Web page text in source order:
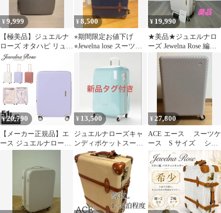
¥9,999
​【極美品】ジュエルナ
ローズ オタハピ リュッ
ク 16153 グレージュ
¥8,500
⭐︎期間限定お値下げ
⭐︎Jewelna lose スーツケ
¥ 19,990
★美品★ジュエルナロ
ーズ Jewelna Rose 編み
カゴ模様 キャリーケー
¥20,790
【メーカー正規品】エ
ース ジュエルナローズ
軽量 女性 かわいい ace.
Jewelna Rose 05202
¥ 13,500
ジュエルナローズキャ
ンディポケットスーツ
ケース ターコイズブ
ルーL 65-80L
¥27,800
ACE エース スーツケ
ース S サイズ ショ
コラクリーム